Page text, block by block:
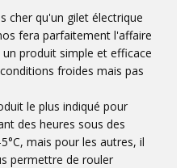
cher qu'un gilet électrique
fera parfaitement l'affaire
produit simple et efficace
froides mais pas
le plus indiqué pour
des heures sous des
mais pour les autres, il
permettre de rouler